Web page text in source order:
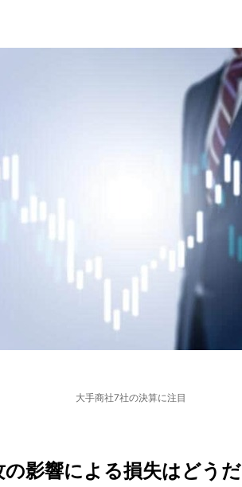
大手商社7社の決算に注目
影響による損失はどう